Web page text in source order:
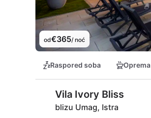
od€365/ noć
Raspored soba Oprema
Vila Ivory Bliss
blizu Umag, Istra